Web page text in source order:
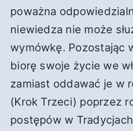
poważna
niewiedza nie może
wymówkę. Pozostając
biorę swoje życie we
zamiast oddawać je w
(Krok Trzeci) poprzez
postępów w